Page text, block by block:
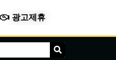
광고제휴
Search